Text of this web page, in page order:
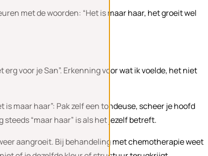
met de woorden: “Het is maar haar, het groeit wel
voor je San”. Erkenning voor wat ik voelde, het niet
maar haar”: Pak zelf een tondeuse, scheer je hoofd
“maar haar” is als het jezelf betreft.
aangroeit. Bij behandeling met chemotherapie weet